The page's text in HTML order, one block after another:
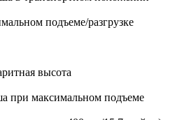
подъеме/разгрузке
высота
при максимальном подъеме